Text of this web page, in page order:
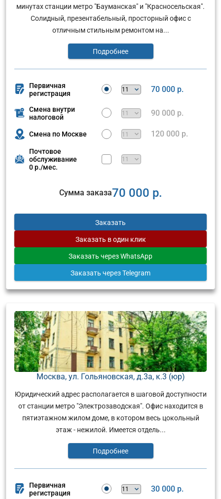
минутах станции метро "Бауманская" и "Красносельская".
Солидный, презентабельный, просторный офис с
отличным стильным ремонтом на...
Подробнее
Первичная
регистрация
70 000 р.
Смена внутри
налоговой
90 000 р.
Смена по Москве 120 000 р.
Почтовое
обслуживание
0 р./мес.
Сумма заказа70 000 р.
Заказать
Заказать в один клик
Заказать через WhatsApp
Заказать через Telegram
Москва, ул. Гольяновская, д.3а, к.3 (юр)
Юридический адрес располагается в шаговой доступности
от станции метро "Электрозаводская". Офис находится в
пятиэтажном жилом доме, в котором весь цокольный
этаж - нежилой. Имеется отдель...
Подробнее
Первичная
регистрация
30 000 р.